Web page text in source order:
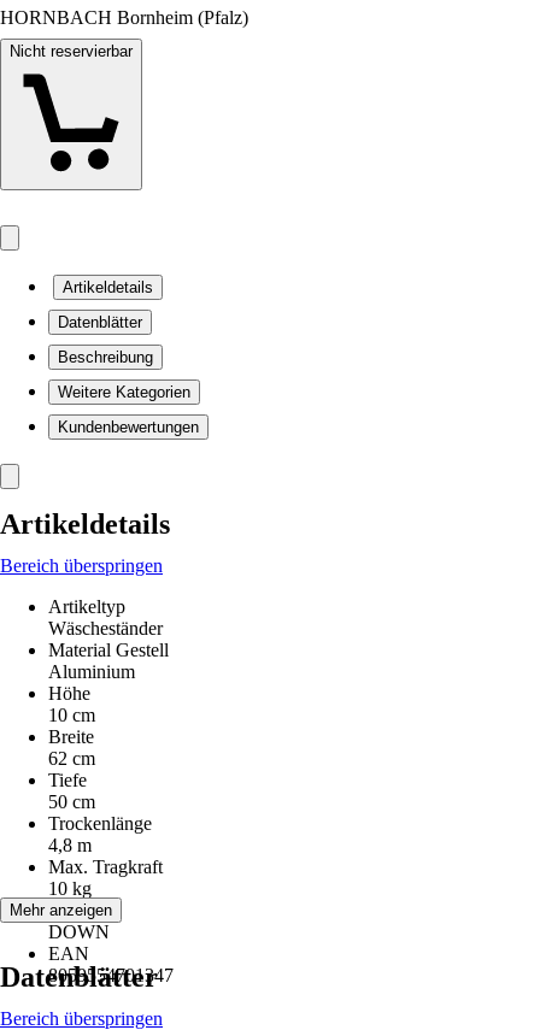
HORNBACH Bornheim (Pfalz)
Nicht reservierbar
Artikeldetails
Datenblätter
Beschreibung
Weitere Kategorien
Kundenbewertungen
Artikeldetails
Bereich überspringen
Artikeltyp
Wäscheständer
Material Gestell
Aluminium
Höhe
10 cm
Breite
62 cm
Tiefe
50 cm
Trockenlänge
4,8 m
Max. Tragkraft
10 kg
Modell
DOWN
EAN
8059554701347
Mehr anzeigen
Datenblätter
Bereich überspringen